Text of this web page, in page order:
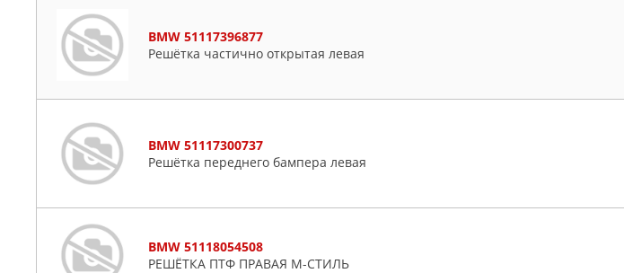
BMW 51117396877
Решётка частично открытая левая
BMW 51117300737
Решётка переднего бампера левая
BMW 51118054508
РЕШЁТКА ПТФ ПРАВАЯ М-СТИЛЬ